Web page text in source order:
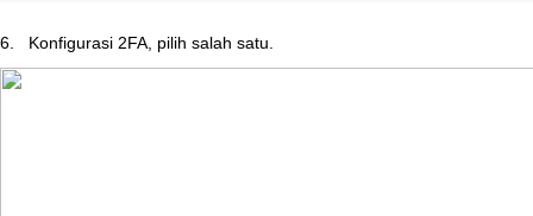
6 Konfigurasi 2FA pilih salah satu